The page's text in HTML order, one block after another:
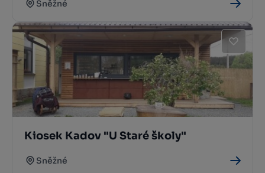
Sněžné
Kiosek Kadov "U Staré školy"
Sněžné